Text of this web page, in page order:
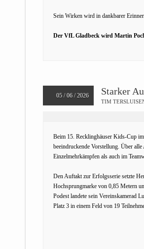
Sein Wirken wird in dankbarer
Der VfL Gladbeck wird Martin
05 / 06 / 2026 Starker
TIM
Beim 15. Recklinghäuser Kids-Cup
beeindruckende Vorstellung. Über
Einzelmehrkämpfen als auch im
Den Auftakt zur Erfolgsserie setzte
Hochsprungmarke von 0,85 Metern
Podest landete sein Vereinskamerad
Platz 3 in einem Feld von 19